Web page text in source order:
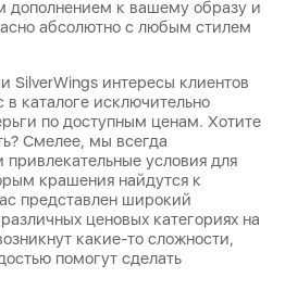
дополнением к вашему образу и
абсолютно с любым стилем
SilverWings интересы клиентов
каталоге исключительно
по доступным ценам. Хотите
Смелее, мы всегда
условия для
крашения найдутся к
представлен широкий
ценовых категориях на
какие-то сложности,
помогут сделать